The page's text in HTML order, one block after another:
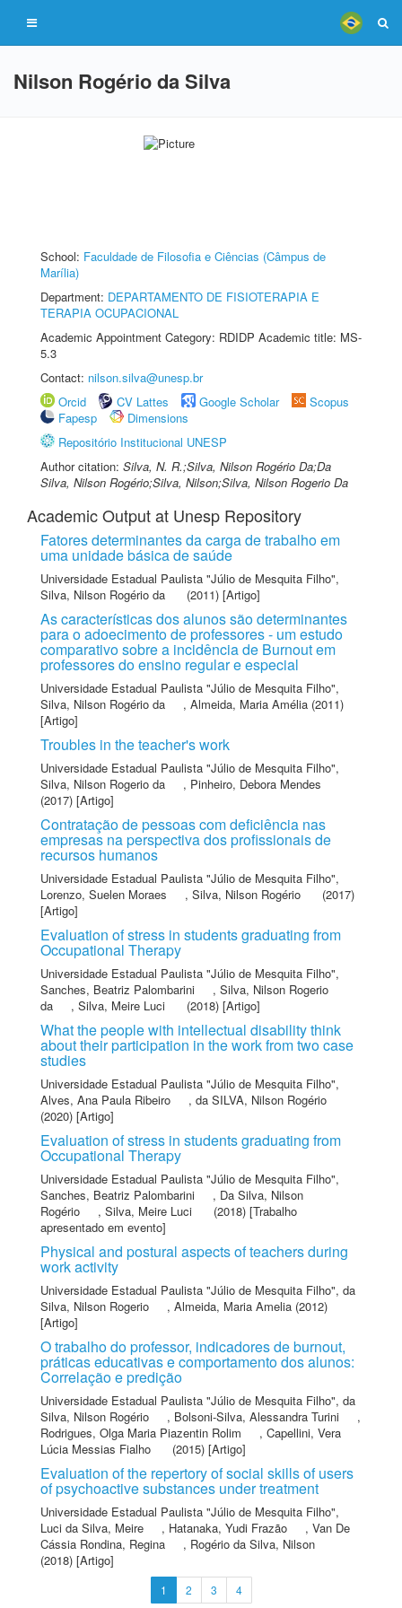
Nilson Rogério da Silva
School: Faculdade de Filosofia e Ciências (Câmpus de
Marília)
Department: DEPARTAMENTO DE FISIOTERAPIA E
TERAPIA OCUPACIONAL
Academic Appointment Category: RDIDP Academic title: MS-
5.3
Contact: nilson.silva@unesp.br
Orcid
CV Lattes Google Scholar
Scopus
Fapesp
Dimensions
Repositório Institucional UNESP
Author citation: Silva, N. R.;Silva, Nilson Rogério Da;Da
Silva, Nilson Rogério;Silva, Nilson;Silva, Nilson Rogerio Da
Academic Output at Unesp Repository
Fatores determinantes da carga de trabalho em
uma unidade básica de saúde
Universidade Estadual Paulista "Júlio de Mesquita Filho",
Silva, Nilson Rogério da
(2011) [Artigo]
As características dos alunos são determinantes
para o adoecimento de professores - um estudo
comparativo sobre a incidência de Burnout em
professores do ensino regular e especial
Universidade Estadual Paulista "Júlio de Mesquita Filho",
Silva, Nilson Rogério da
, Almeida, Maria Amélia (2011)
[Artigo]
Troubles in the teacher's work
Universidade Estadual Paulista "Júlio de Mesquita Filho",
Silva, Nilson Rogerio da
, Pinheiro, Debora Mendes
(2017) [Artigo]
Contratação de pessoas com deficiência nas
empresas na perspectiva dos profissionais de
recursos humanos
Universidade Estadual Paulista "Júlio de Mesquita Filho",
Lorenzo, Suelen Moraes
, Silva, Nilson Rogério
(2017)
[Artigo]
Evaluation of stress in students graduating from
Occupational Therapy
Universidade Estadual Paulista "Júlio de Mesquita Filho",
Sanches, Beatriz Palombarini
, Silva, Nilson Rogerio
da
, Silva, Meire Luci (2018) [Artigo]
What the people with intellectual disability think
about their participation in the work from two case
studies
Universidade Estadual Paulista "Júlio de Mesquita Filho",
Alves, Ana Paula Ribeiro
, da SILVA, Nilson Rogério
(2020) [Artigo]
Evaluation of stress in students graduating from
Occupational Therapy
Universidade Estadual Paulista "Júlio de Mesquita Filho",
Sanches, Beatriz Palombarini
, Da Silva, Nilson
Rogério
, Silva, Meire Luci
(2018) [Trabalho
apresentado em evento]
Physical and postural aspects of teachers during
work activity
Universidade Estadual Paulista "Júlio de Mesquita Filho", da
Silva, Nilson Rogerio
, Almeida, Maria Amelia (2012)
[Artigo]
O trabalho do professor, indicadores de burnout,
práticas educativas e comportamento dos alunos:
Correlação e predição
Universidade Estadual Paulista "Júlio de Mesquita Filho", da
Silva, Nilson Rogério
, Bolsoni-Silva, Alessandra Turini
,
Rodrigues, Olga Maria Piazentin Rolim
, Capellini, Vera
Lúcia Messias Fialho
(2015) [Artigo]
Evaluation of the repertory of social skills of users
of psychoactive substances under treatment
Universidade Estadual Paulista "Júlio de Mesquita Filho",
Luci da Silva, Meire
, Hatanaka, Yudi Frazão , Van De
Cássia Rondina, Regina
, Rogério da Silva, Nilson
(2018) [Artigo]
1 2 3 4